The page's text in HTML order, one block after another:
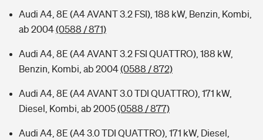
Audi A4, 8E (A4 AVANT 3.2 FSI), 188 kW, Benzin, Kombi,
ab 2004(0588 / 871)
Audi A4, 8E (A4 AVANT 3.2 FSI QUATTRO), 188 kW,
Benzin, Kombi, ab 2004(0588 / 872)
Audi A4, 8E (A4 AVANT 3.0 TDI QUATTRO), 171 kW,
Diesel, Kombi, ab 2005(0588 / 877)
Audi A4, 8E (A4 3.0 TDI QUATTRO), 171 kW, Diesel,